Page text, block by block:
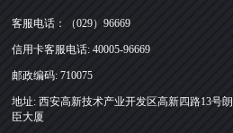
客服电话：（029）96669
信用卡客服电话: 40005-96669
邮政编码: 710075
地址: 西安高新技术产业开发区高新四路13号朗
臣大厦